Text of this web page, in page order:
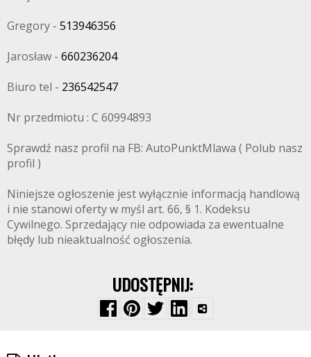
Gregory - 513946356
Jarosław - 660236204
Biuro tel - 236542547
Nr przedmiotu : C 60994893
Sprawdź nasz profil na FB: AutoPunktMlawa ( Polub nasz
profil )
Niniejsze ogłoszenie jest wyłącznie informacją handlową
i nie stanowi oferty w myśl art. 66, § 1. Kodeksu
Cywilnego. Sprzedający nie odpowiada za ewentualne
błędy lub nieaktualność ogłoszenia.
UDOSTĘPNIJ: